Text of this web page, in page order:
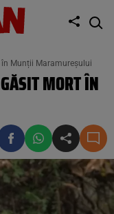
Munții Maramureșului
MORT ÎN